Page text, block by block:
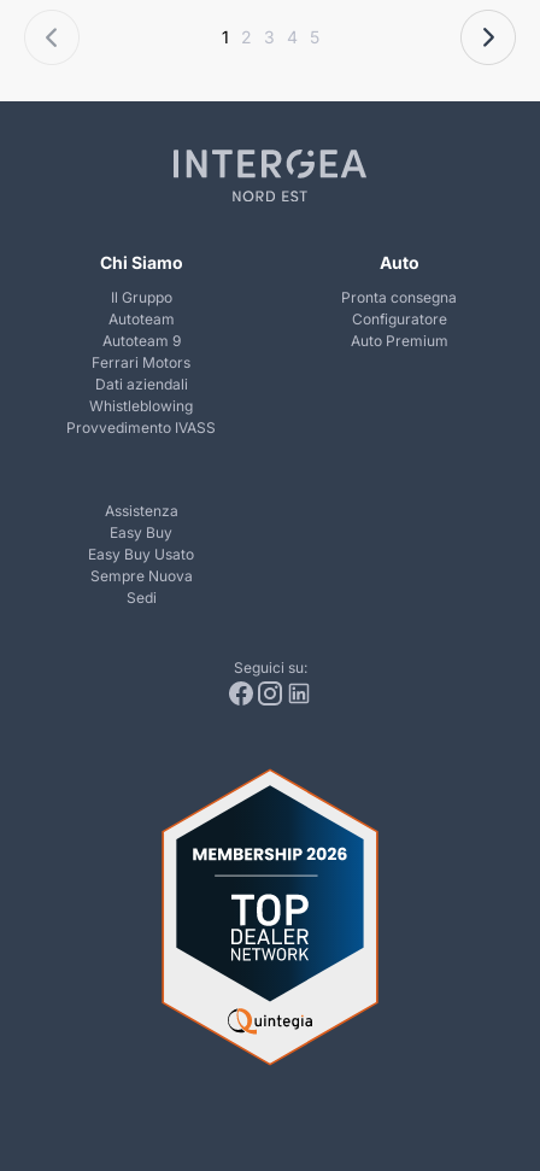
1 2 3 4 5
Chi Siamo
Il Gruppo
Autoteam
Autoteam 9
Ferrari Motors
Dati aziendali
Whistleblowing
Provvedimento IVASS
Auto
Pronta consegna
Configuratore
Auto Premium
Assistenza
Easy Buy
Easy Buy Usato
Sempre Nuova
Sedi
Seguici su: